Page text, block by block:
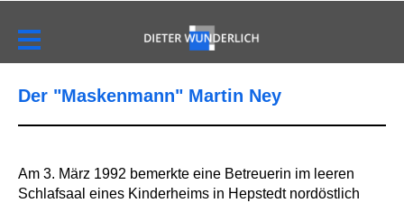
Der "Maskenmann" Martin Ney
Am 3. März 1992 bemerkte eine Betreuerin im leeren
Schlafsaal eines Kinderheims in Hepstedt nordöstlich